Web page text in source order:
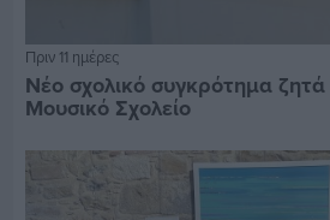
Πριν 11 ημέρες
Νέο σχολικό συγκρότημα
Μουσικό Σχολείο